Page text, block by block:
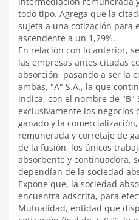
todo tipo. Agrega que la
sujeta a una cotización para
ascendente a un 1,29%.
En relación con lo anterior,
las empresas antes citadas
absorción, pasando a ser la
ambas, "A" S.A., la que
indica, con el nombre de "B"
exclusivamente los negocios
ganado y la
remunerada y corretaje de
de la fusión, los únicos
absorbente y continuadora,
dependían de la sociedad
Expone que, la sociedad
encuentra adscrita, para
Mutualidad, entidad que